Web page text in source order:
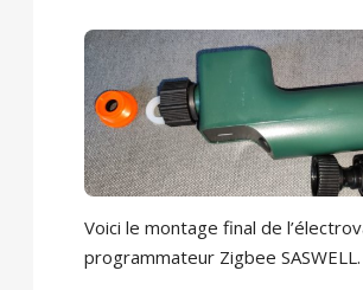
Voici le montage final de
programmateur Zigbee SASWELL.